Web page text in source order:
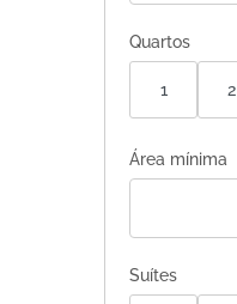
Quartos
1 2
Área mínima
Suítes